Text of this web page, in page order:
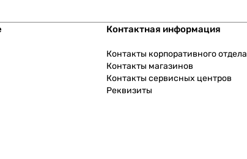
Контактная информация
Контакты корпоративного отдела
Контакты магазинов
Контакты сервисных центров
Реквизиты